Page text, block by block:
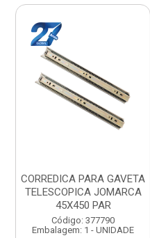
CORREDICA PARA GAVETA
TELESCOPICA JOMARCA
45X450 PAR
Código: 377790
Embalagem: 1 - UNIDADE